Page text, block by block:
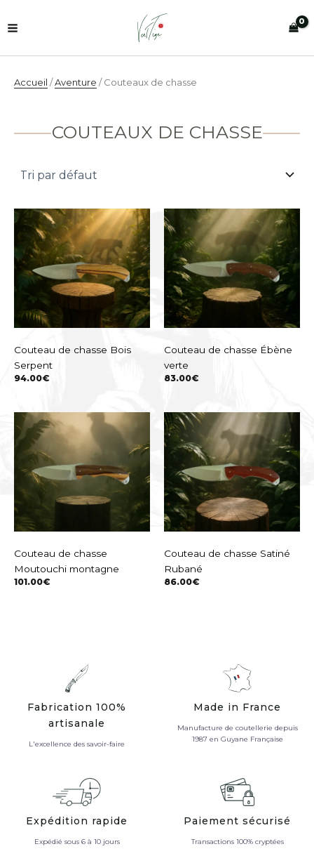
au
Accueil /Aventure / Couteaux de chasse
COUTEAUX DE CHASSE
Couteau de chasse Bois
Serpent
94.00€
Couteau de chasse Ébène
verte
83.00€
Couteau de chasse
Moutouchi montagne
101.00€
Couteau de chasse Satiné
Rubané
86.00€
Fabrication 100%
artisanale
L'excellence des savoir-faire
Made in France
Manufacture de coutellerie depuis
1987 en Guyane Française
Expédition rapide
Expédié sous 6 à 10 jours
Paiement sécurisé
Transactions 100% cryptées